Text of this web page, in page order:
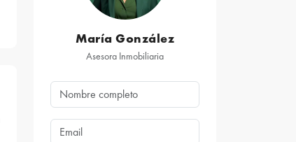
María González
Asesora Inmobiliaria